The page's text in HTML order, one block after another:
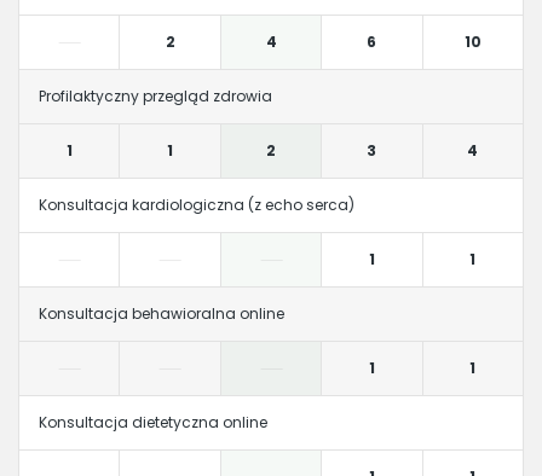
2 4 6 10
Profilaktyczny przegląd zdrowia
1 1 2 3 4
Konsultacja kardiologiczna (z echo serca)
1 1
Konsultacja behawioralna online
1 1
Konsultacja dietetyczna online